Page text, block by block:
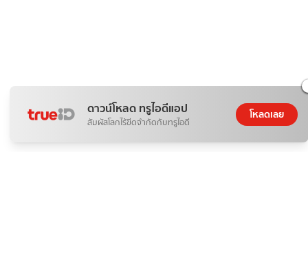
ดาวน์โหลด ทรูไอดีแอป
สัมผัสโลกไร้ขีดจำกัดกับทรูไอดี
โหลดเลย